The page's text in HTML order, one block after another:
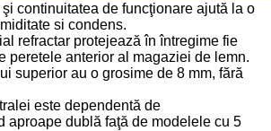
continuitatea de funcţionare ajută la o
si condens.
refractar protejează în întregime fie
peretele anterior al magaziei de lemn.
superior au o grosime de 8 mm, fără
este dependentă de
aproape dublă faţă de modelele cu 5